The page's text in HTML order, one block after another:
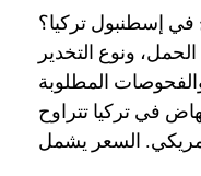
في إسطنبول تركيا؟
ونوع التخدير
في تركيا تتراوح